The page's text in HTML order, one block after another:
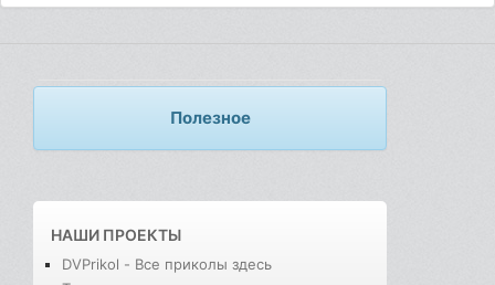
Полезное
НАШИ ПРОЕКТЫ
DVPrikol - Все приколы здесь